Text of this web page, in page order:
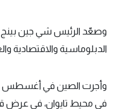
وصعّد الرئيس شي جين بينج
الدبلوماسية والاقتصادية
وأجرت الصين في أغسطس
في محيط تايوان، في عرض